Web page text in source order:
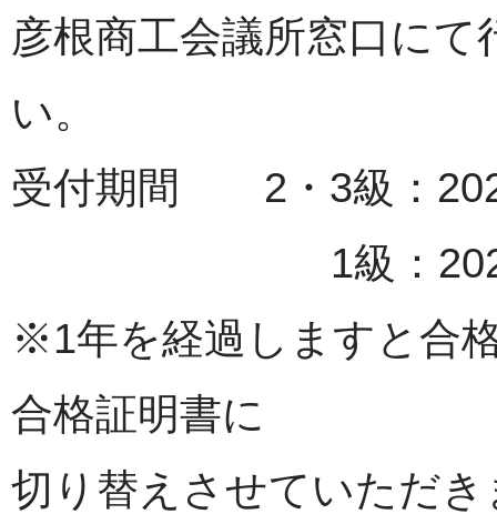
彦根商工会議所窓口に
い。
受付期間 2・3級：
1級：2026年8
※1年を経過しますと合
合格証明書に
切り替えさせていただき